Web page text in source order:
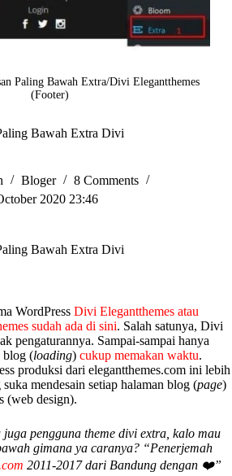
Paling Bawah Extra/Divi Elegantthemes
(Footer)
Bawah Extra Divi
Bloger
8 Comments
2020 23:46
Bawah Extra Divi
WordPress Divi Elegantthemes atau
sudah ada di sini. Salah satunya, Divi
pengaturannya. Sampai-sampai hanya
blog (loading) cukup memakan waktu.
produksi dari elegantthemes.com ini lebih
mendesain setiap halaman blog (page)
(web design).
juga pengguna theme divi extra, kalo mau
gimana ya caranya? “Penerjemah
2011-2017 dari Bandung dengan ❤️️️”